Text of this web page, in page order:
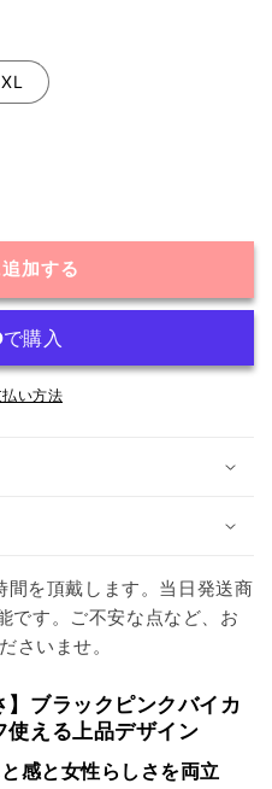
XL
加する
い方法
を頂戴します。当日発送商
です。ご不安な点など、お
さいませ。
】ブラックピンクバイカ
使える上品デザイン
感と女性らしさを両立